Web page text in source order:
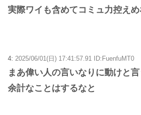
実際ワイも含めてコミュ力控え
4: 2025/06/01(日) 17:41:57.91 ID:FuenfuMT0
まあ偉い人の言いなりに動けと
余計なことはするなと